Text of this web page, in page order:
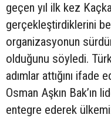
geçen yıl ilk kez
gerçekleştirdiklerini
organizasyonun
olduğunu söyledi.
adımlar attığını ifade
Osman Aşkın Bak’ın
entegre ederek